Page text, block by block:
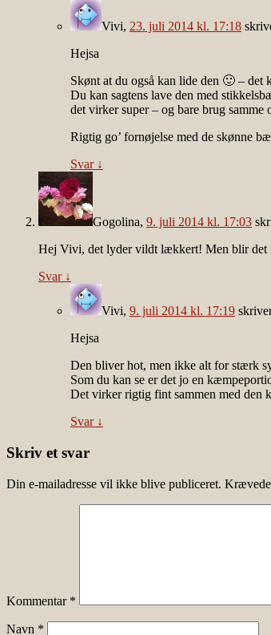
Vivi, 23. juli 2014 kl. 17:18
Hejsa
Skønt at du også kan lide den 🙂 –
Du kan sagtens lave den med
det virker super – og bare brug samme
Rigtig go’ fornøjelse med de skønne
Svar ↓
Gogolina, 9. juli 2014 kl. 17:03
Hej Vivi, det lyder vildt lækkert! Men blir det
Svar ↓
Vivi, 9. juli 2014 kl. 17:19
Hejsa
Den bliver hot, men ikke alt for stærk
Som du kan se er det jo en
Det virker rigtig fint sammen med den
Svar ↓
Skriv et svar
Din e-mailadresse vil ikke blive publiceret. Krævede
Kommentar *
Navn *